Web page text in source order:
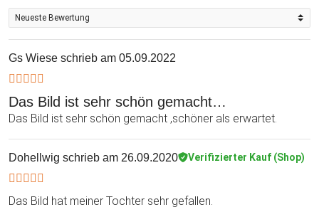
Gs Wiese schrieb am 05.09.2022
Das Bild ist sehr schön gemacht…
Das Bild ist sehr schön gemacht ,schöner als erwartet.
Dohellwig schrieb am 26.09.2020 Verifizierter Kauf (Shop)
Das Bild hat meiner Tochter sehr gefallen.